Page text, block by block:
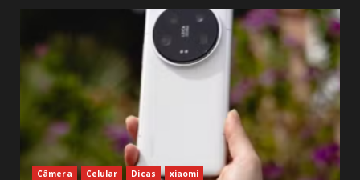
Câmera Celular Dicas xiaomi